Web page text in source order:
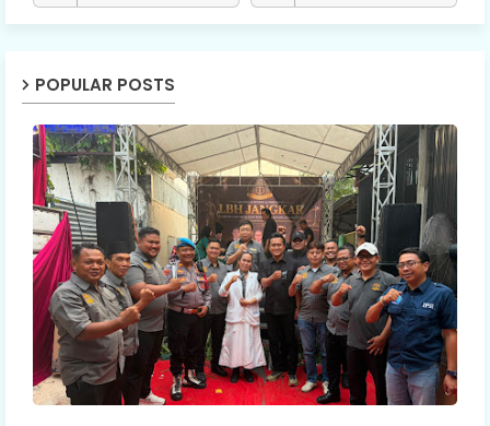
POPULAR POSTS